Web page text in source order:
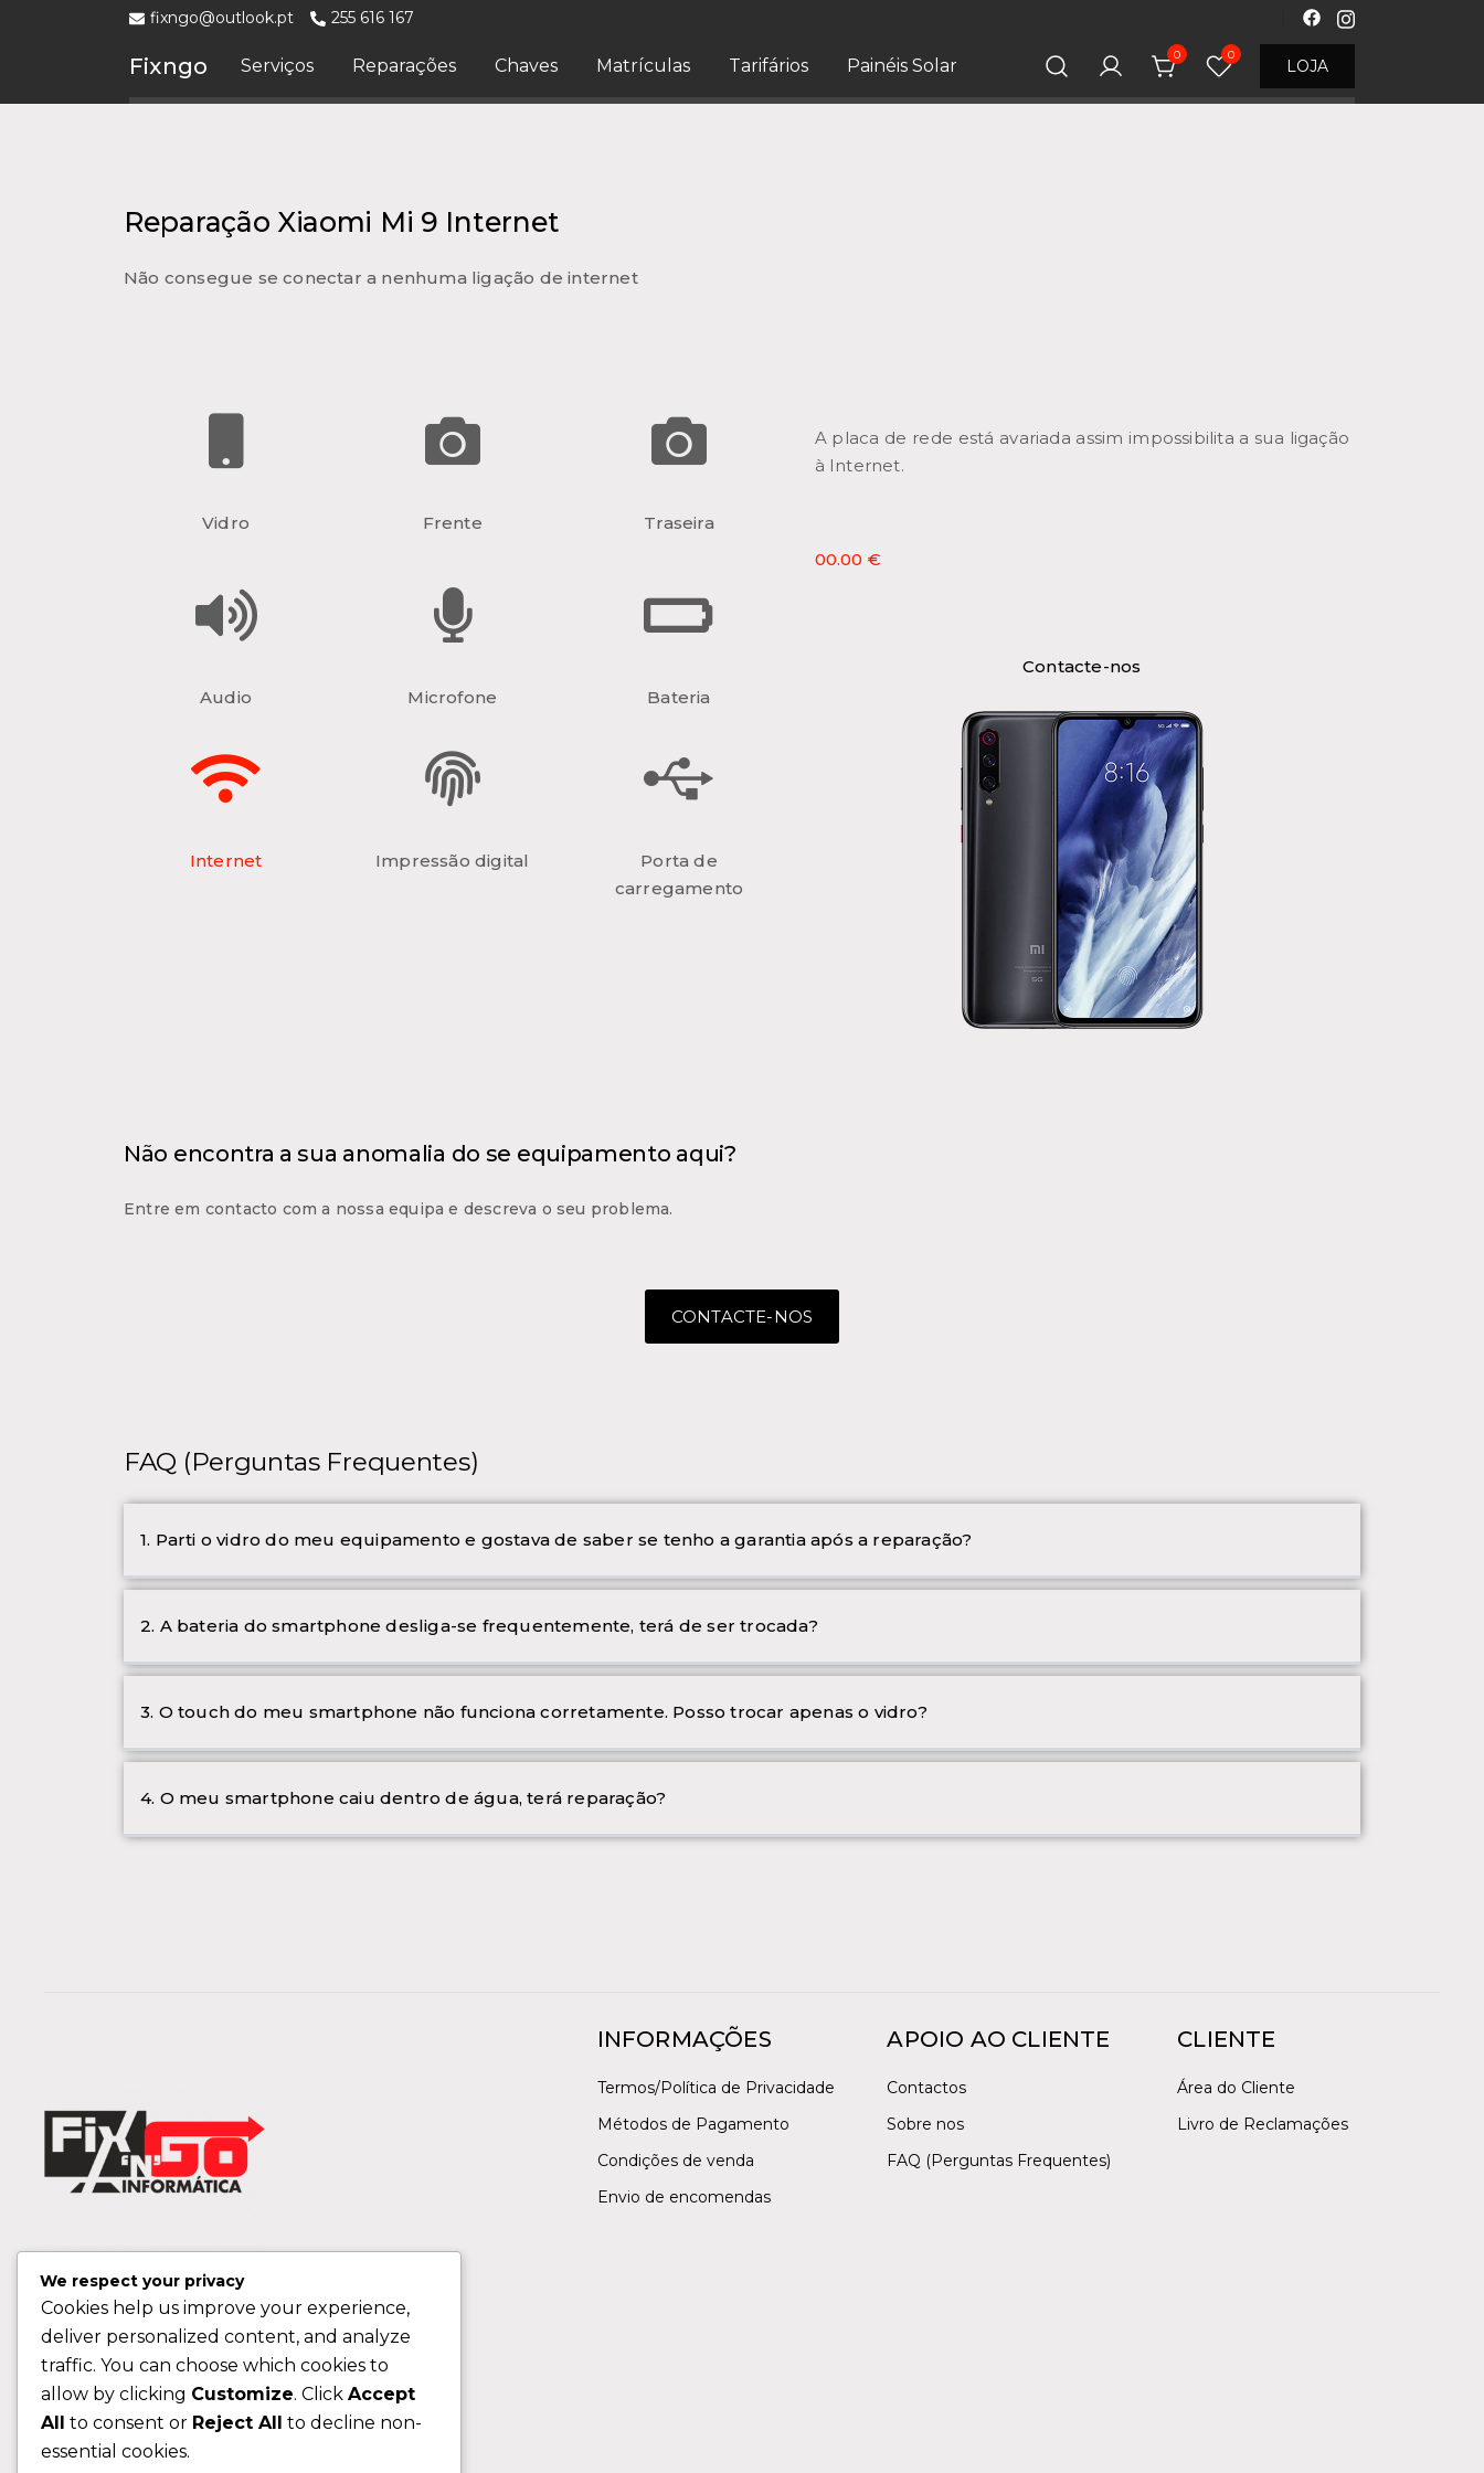
fixngo@outlook.pt 255 616 167
Fixngo Serviços Reparações Chaves Matrículas Tarifários Painéis Solar
0 0
LOJA
Reparação Xiaomi Mi 9 Internet
Não consegue se conectar a nenhuma ligação de internet
Vidro
Audio
Internet
Frente
Microfone
Impressão digital
Traseira
Bateria
Porta de
carregamento
A placa de rede está avariada assim impossibilita a sua ligação
à Internet.
00.00 €
Contacte-nos
Não encontra a sua anomalia do se equipamento aqui?
Entre em contacto com a nossa equipa e descreva o seu problema.
CONTACTE-NOS
FAQ (Perguntas Frequentes)
1. Parti o vidro do meu equipamento e gostava de saber se tenho a garantia após a reparação?
2. A bateria do smartphone desliga-se frequentemente, terá de ser trocada?
3. O touch do meu smartphone não funciona corretamente. Posso trocar apenas o vidro?
4. O meu smartphone caiu dentro de água, terá reparação?
INFORMAÇÕES
Termos/Política de Privacidade
Métodos de Pagamento
Condições de venda
Envio de encomendas
APOIO AO CLIENTE
Contactos
Sobre nos
FAQ (Perguntas Frequentes)
CLIENTE
Área do Cliente
Livro de Reclamações
We respect your privacy
Cookies help us improve your experience,
deliver personalized content, and analyze
traffic. You can choose which cookies to
allow by clicking Customize. Click Accept
All
to consent or Reject All
to decline non-
essential cookies.